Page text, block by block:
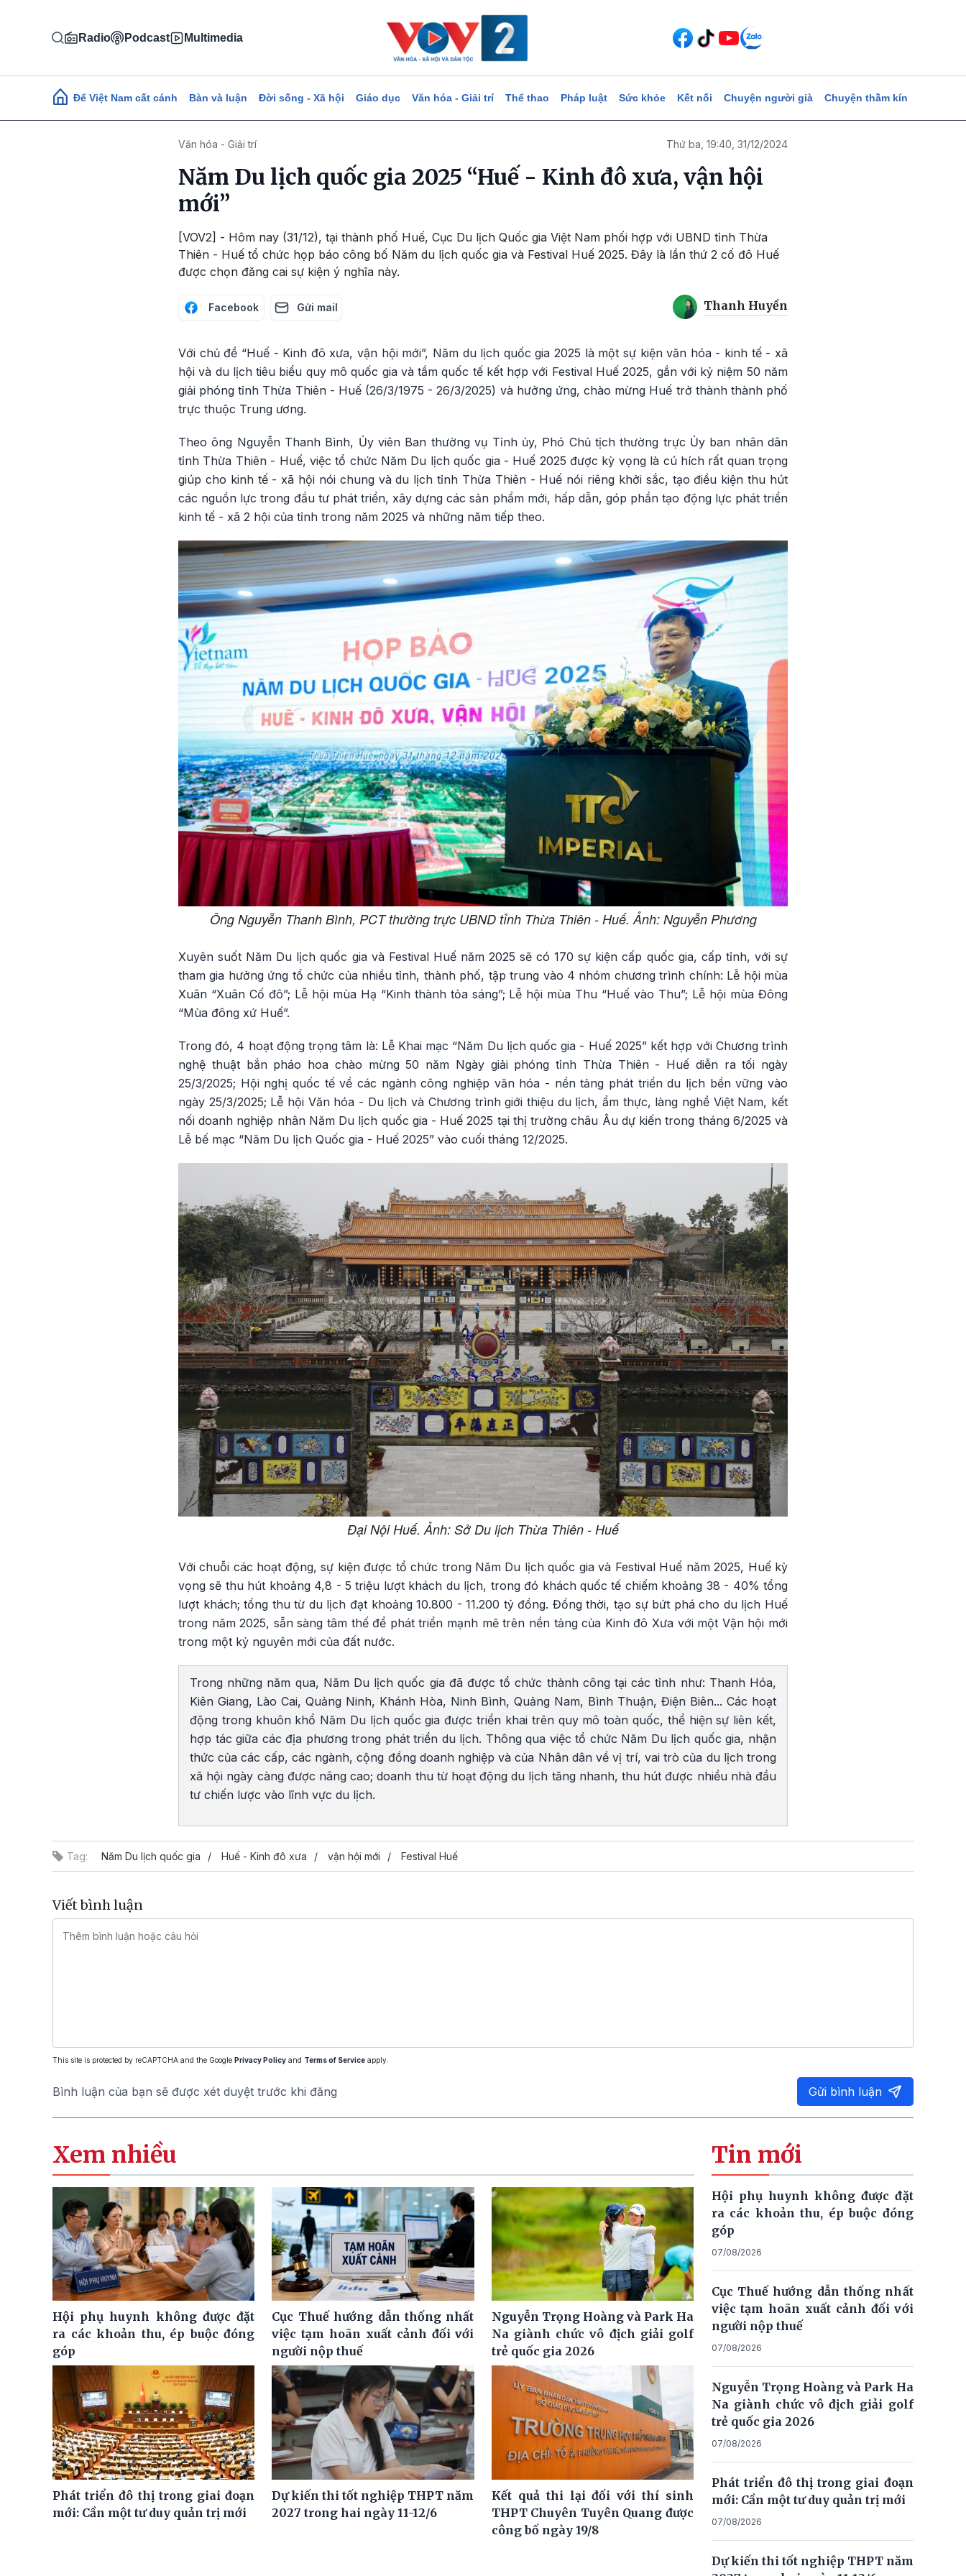
Radio Podcast Multimedia
Main navigation
Để Việt Nam cất cánh Bàn và luận Đời sống - Xã hội Giáo dục Văn hóa - Giải trí Thể thao Pháp luật Sức khỏe Kết nối Chuyện người già Chuyện thầm kín
Văn hóa - Giải trí Thứ ba, 19:40, 31/12/2024
Năm Du lịch quốc gia 2025 “Huế - Kinh đô xưa, vận hội
mới”
[VOV2] - Hôm nay (31/12), tại thành phố Huế, Cục Du lịch Quốc gia Việt Nam phối hợp với UBND tỉnh Thừa
Thiên - Huế tổ chức họp báo công bố Năm du lịch quốc gia và Festival Huế 2025. Đây là lần thứ 2 cố đô Huế
được chọn đăng cai sự kiện ý nghĩa này.
Facebook Gửi mail Thanh Huyền
Với chủ đề “Huế - Kinh đô xưa, vận hội mới”, Năm du lịch quốc gia 2025 là một sự kiện văn hóa - kinh tế - xã
hội và du lịch tiêu biểu quy mô quốc gia và tầm quốc tế kết hợp với Festival Huế 2025, gắn với kỷ niệm 50 năm
giải phóng tỉnh Thừa Thiên - Huế (26/3/1975 - 26/3/2025) và hưởng ứng, chào mừng Huế trở thành thành phố
trực thuộc Trung ương.
Theo ông Nguyễn Thanh Bình, Ủy viên Ban thường vụ Tỉnh ủy, Phó Chủ tịch thường trực Ủy ban nhân dân
tỉnh Thừa Thiên - Huế, việc tổ chức Năm Du lịch quốc gia - Huế 2025 được kỳ vọng là cú hích rất quan trọng
giúp cho kinh tế - xã hội nói chung và du lịch tỉnh Thừa Thiên - Huế nói riêng khởi sắc, tạo điều kiện thu hút
các nguồn lực trong đầu tư phát triển, xây dựng các sản phẩm mới, hấp dẫn, góp phần tạo động lực phát triển
kinh tế - xã 2 hội của tỉnh trong năm 2025 và những năm tiếp theo.
Ông Nguyễn Thanh Bình, PCT thường trực UBND tỉnh Thừa Thiên - Huế. Ảnh: Nguyễn Phương
Xuyên suốt Năm Du lịch quốc gia và Festival Huế năm 2025 sẽ có 170 sự kiện cấp quốc gia, cấp tỉnh, với sự
tham gia hưởng ứng tổ chức của nhiều tỉnh, thành phố, tập trung vào 4 nhóm chương trình chính: Lễ hội mùa
Xuân “Xuân Cố đô”; Lễ hội mùa Hạ “Kinh thành tỏa sáng”; Lễ hội mùa Thu “Huế vào Thu”; Lễ hội mùa Đông
“Mùa đông xứ Huế”.
Trong đó, 4 hoạt động trọng tâm là: Lễ Khai mạc “Năm Du lịch quốc gia - Huế 2025” kết hợp với Chương trình
nghệ thuật bắn pháo hoa chào mừng 50 năm Ngày giải phóng tỉnh Thừa Thiên - Huế diễn ra tối ngày
25/3/2025; Hội nghị quốc tế về các ngành công nghiệp văn hóa - nền tảng phát triển du lịch bền vững vào
ngày 25/3/2025; Lễ hội Văn hóa - Du lịch và Chương trình giới thiệu du lịch, ẩm thực, làng nghề Việt Nam, kết
nối doanh nghiệp nhân Năm Du lịch quốc gia - Huế 2025 tại thị trường châu Âu dự kiến trong tháng 6/2025 và
Lễ bế mạc “Năm Du lịch Quốc gia - Huế 2025” vào cuối tháng 12/2025.
Đại Nội Huế. Ảnh: Sở Du lịch Thừa Thiên - Huế
Với chuỗi các hoạt động, sự kiện được tổ chức trong Năm Du lịch quốc gia và Festival Huế năm 2025, Huế kỳ
vọng sẽ thu hút khoảng 4,8 - 5 triệu lượt khách du lịch, trong đó khách quốc tế chiếm khoảng 38 - 40% tổng
lượt khách; tổng thu từ du lịch đạt khoảng 10.800 - 11.200 tỷ đồng. Đồng thời, tạo sự bứt phá cho du lịch Huế
trong năm 2025, sẵn sàng tâm thế để phát triển mạnh mẽ trên nền tảng của Kinh đô Xưa với một Vận hội mới
trong một kỷ nguyên mới của đất nước.
Trong những năm qua, Năm Du lịch quốc gia đã được tổ chức thành công tại các tỉnh như: Thanh Hóa,
Kiên Giang, Lào Cai, Quảng Ninh, Khánh Hòa, Ninh Bình, Quảng Nam, Bình Thuận, Điện Biên... Các hoạt
động trong khuôn khổ Năm Du lịch quốc gia được triển khai trên quy mô toàn quốc, thể hiện sự liên kết,
hợp tác giữa các địa phương trong phát triển du lịch. Thông qua việc tổ chức Năm Du lịch quốc gia, nhận
thức của các cấp, các ngành, cộng đồng doanh nghiệp và của Nhân dân về vị trí, vai trò của du lịch trong
xã hội ngày càng được nâng cao; doanh thu từ hoạt động du lịch tăng nhanh, thu hút được nhiều nhà đầu
tư chiến lược vào lĩnh vực du lịch.
Tag: Năm Du lịch quốc gia Huế - Kinh đô xưa vận hội mới Festival Huế
Viết bình luận
This site is protected by reCAPTCHA and the Google Privacy Policy and Terms of Service apply.
Bình luận của bạn sẽ được xét duyệt trước khi đăng Gửi bình luận
Xem nhiều
Hội phụ huynh không được đặt
ra các khoản thu, ép buộc đóng
góp
Cục Thuế hướng dẫn thống nhất
việc tạm hoãn xuất cảnh đối với
người nộp thuế
Nguyễn Trọng Hoàng và Park Ha
Na giành chức vô địch giải golf
trẻ quốc gia 2026
Phát triển đô thị trong giai đoạn
mới: Cần một tư duy quản trị mới
Dự kiến thi tốt nghiệp THPT năm
2027 trong hai ngày 11-12/6
Kết quả thi lại đối với thí sinh
THPT Chuyên Tuyên Quang được
công bố ngày 19/8
Tin mới
Hội phụ huynh không được đặt
ra các khoản thu, ép buộc đóng
góp
07/08/2026
Cục Thuế hướng dẫn thống nhất
việc tạm hoãn xuất cảnh đối với
người nộp thuế
07/08/2026
Nguyễn Trọng Hoàng và Park Ha
Na giành chức vô địch giải golf
trẻ quốc gia 2026
07/08/2026
Phát triển đô thị trong giai đoạn
mới: Cần một tư duy quản trị mới
07/08/2026
Dự kiến thi tốt nghiệp THPT năm